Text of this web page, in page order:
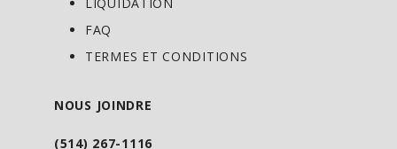
FAQ
TERMES ET CONDITIONS
NOUS JOINDRE
(514) 267-1116